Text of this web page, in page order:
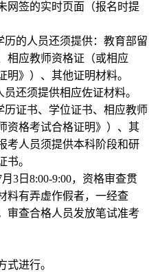
网签的实时页面（报名时提
历的人员还须提供：教育部留
相应教师资格证（或相应
明》）、其他证明材料。
还须提供相应佐证材料。
历证书、学位证书、相应教师
资格考试合格证明》）、其
考人员须提供本科阶段和研
书。
3日8:00-9:00，资格审查贯
料有弄虚作假者，一经查
审查合格人员发放笔试准考
式进行。